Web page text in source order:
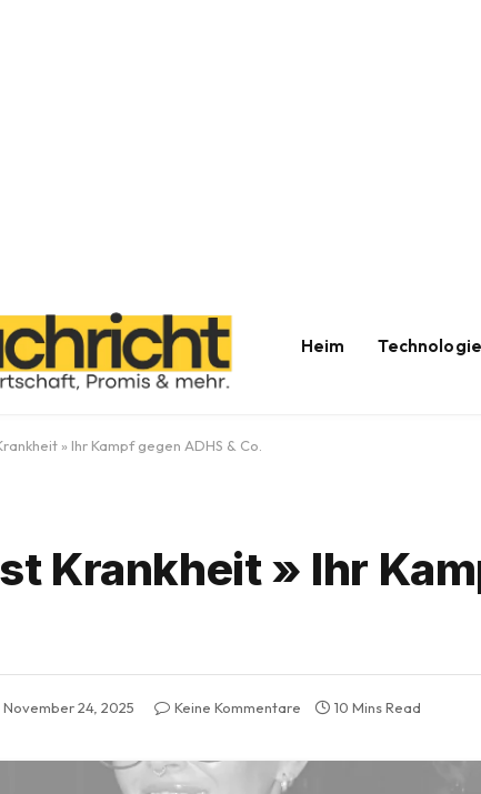
Heim Technologie
» Ihr Kampf gegen ADHS & Co.
Krankheit » Ihr
November 24, 2025 Keine Kommentare 10 Mins Read